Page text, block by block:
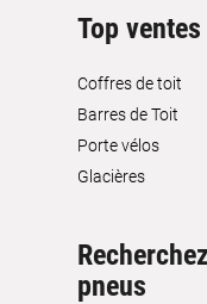
Top
Coffres de toit
Barres de Toit
Porte vélos
Glacières
pneus